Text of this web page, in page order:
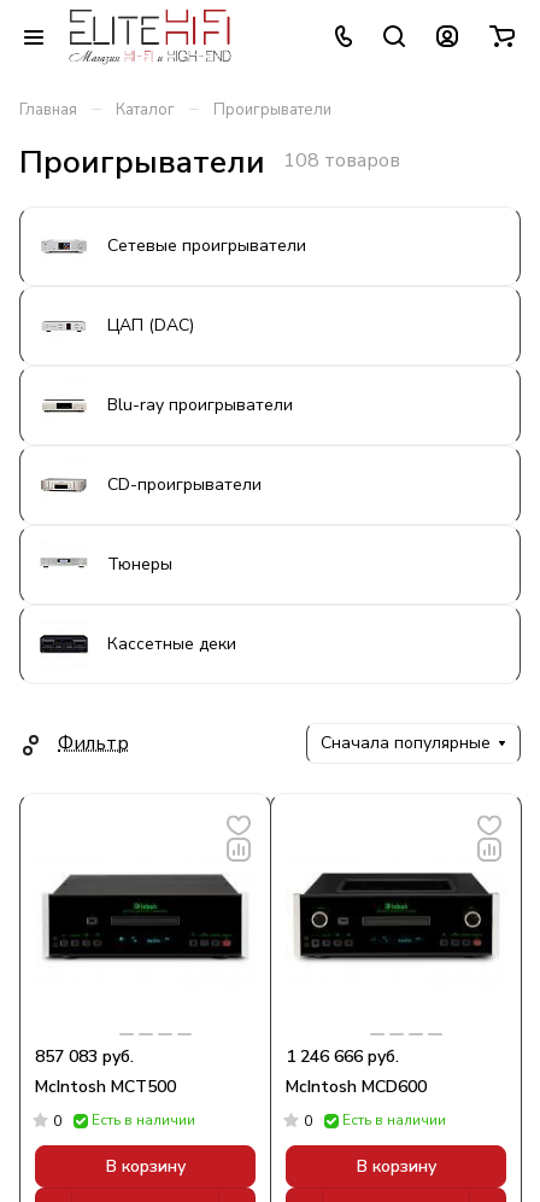
Главная – Каталог – Проигрыватели
Проигрыватели 108 товаров
Сетевые проигрыватели
ЦАП (DAC)
Blu-ray проигрыватели
CD-проигрыватели
Тюнеры
Кассетные деки
Фильтр Сначала популярные
857 083 руб.
McIntosh MCT500
0 Есть в наличии
В корзину
1 246 666 руб.
McIntosh MCD600
0 Есть в наличии
В корзину